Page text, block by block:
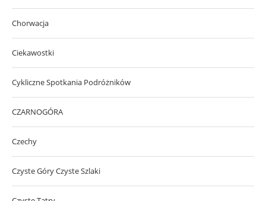
Chorwacja
Ciekawostki
Cykliczne Spotkania Podróżników
CZARNOGÓRA
Czechy
Czyste Góry Czyste Szlaki